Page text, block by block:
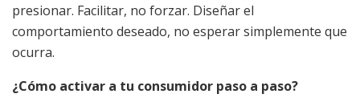
presionar. Facilitar, no forzar. Diseñar el
comportamiento deseado, no esperar simplemente que
ocurra.
¿Cómo activar a tu consumidor paso a paso?